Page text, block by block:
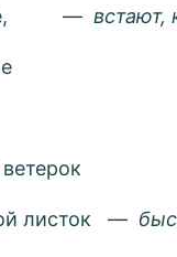
—встают,
листок —